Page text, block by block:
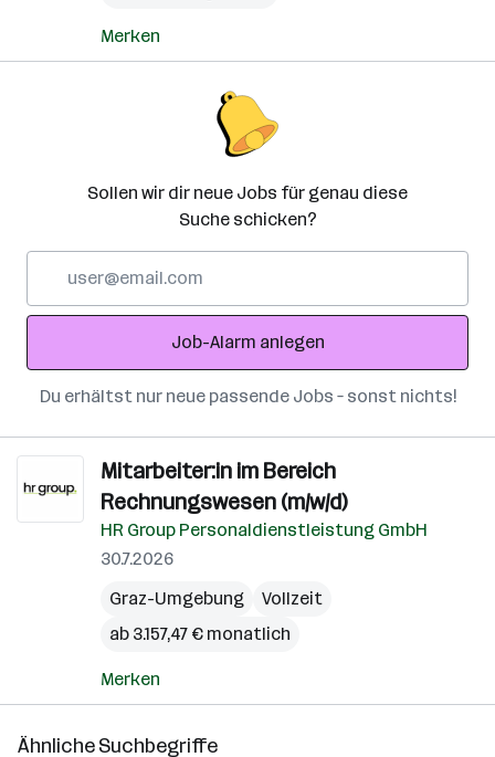
Merken
Sollen wir dir neue Jobs für genau diese
Suche schicken?
Adresse
Job-Alarm anlegen
Du erhältst nur neue passende Jobs – sonst nichts!
Mitarbeiter:in im Bereich
Rechnungswesen (m/w/d)
HR Group Personaldienstleistung GmbH
30.7.2026
Graz-Umgebung
Vollzeit
ab 3.157,47 € monatlich
Merken
Ähnliche Suchbegriffe